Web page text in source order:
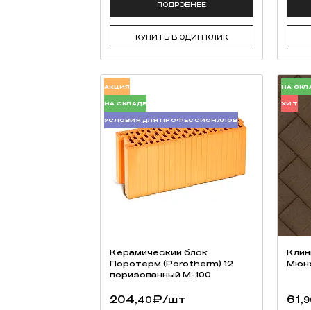
ПОДРОБНЕЕ
КУПИТЬ В ОДИН КЛИК
АКЦИЯ
НА СКЛАДЕ
УСЛОВИЯ ДЛЯ ПРОФЕССИОНАЛОВ
Керамический блок
Поротерм (Porotherm) 12
поризованный М-100
204,40₽/шт
НА
ХИТ
61,